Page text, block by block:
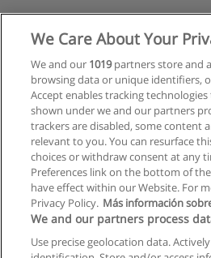
We Care About Your
We and our 1019partners store and
browsing data or unique identifiers,
Accept enables tracking
shown under we and our partners
trackers are disabled, some content
relevant to you. You can resurface
choices or withdraw consent at any
Preferences link on the bottom of
have effect within our Website. For
Privacy Policy. Más información
We and our partners process
Use precise geolocation data.